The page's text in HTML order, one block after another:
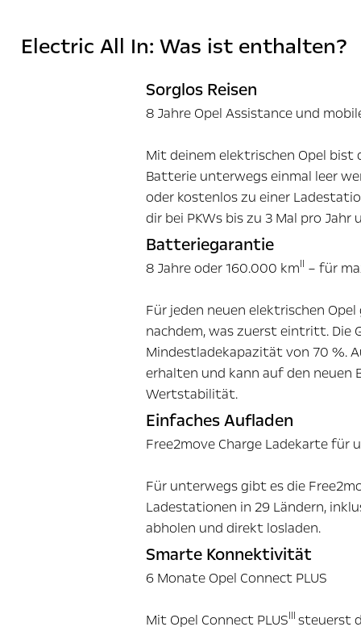
Electric All In: Was ist enthalten?
Sorglos Reisen
8 Jahre Opel Assistance und
Mit deinem elektrischen Opel bist
Batterie unterwegs einmal leer
oder kostenlos zu einer
dir bei PKWs bis zu 3 Mal pro
Batteriegarantie
8 Jahre oder 160.000 kmII – für
Für jeden neuen elektrischen
nachdem, was zuerst eintritt. Die
Mindestladekapazität von 70 %.
erhalten und kann auf den neuen
Wertstabilität.
Einfaches Aufladen
Free2move Charge Ladekarte für
Für unterwegs gibt es die
Ladestationen in 29 Ländern,
abholen und direkt losladen.
Smarte Konnektivität
6 Monate Opel Connect PLUS
Mit Opel Connect PLUSIII steuerst